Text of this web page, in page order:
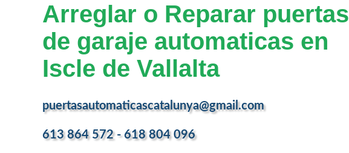
Arreglar o Reparar puertas
de garaje automaticas en
Iscle de Vallalta
puertasautomaticascatalunya@gmail.com
613 864 572 - 618 804 096